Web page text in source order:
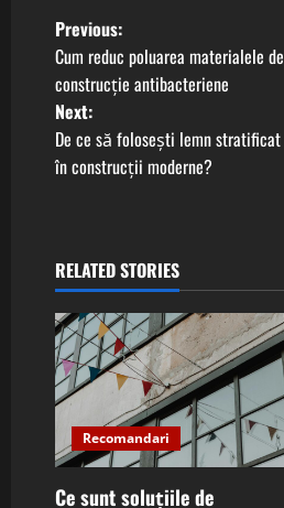
P
o
s
t
a
v
i
g
a
Previous:
Cum reduc poluarea materialele de
construcție antibacteriene
Next:
De ce să folosești lemn stratificat
în construcții moderne?
RELATED STORIES
Recomandari
Ce sunt soluțiile de